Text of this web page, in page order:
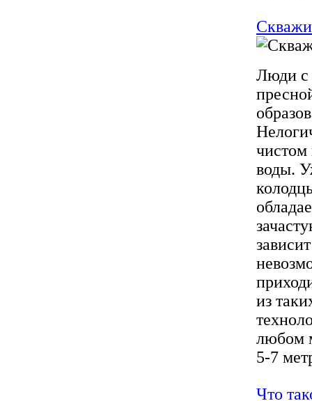
Люди с
чистом
воды.
из
любом
5-7
Что